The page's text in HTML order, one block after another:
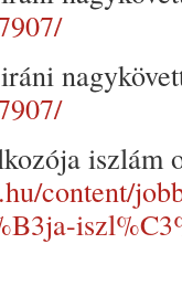
iszlám
content/